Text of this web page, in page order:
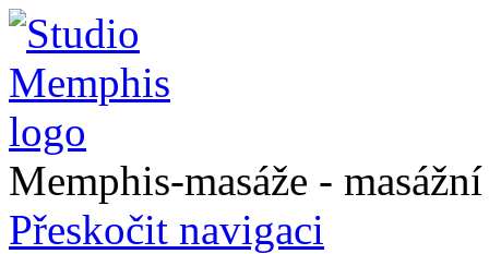
Memphis-masáže -
Přeskočit navigaci